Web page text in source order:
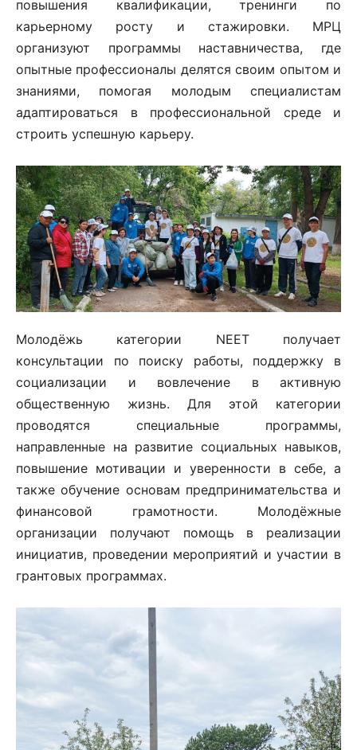
повышения квалификации, тренинги по
карьерному росту и стажировки. МРЦ
организуют программы наставничества, где
опытные профессионалы делятся своим опытом и
знаниями, помогая молодым специалистам
адаптироваться в профессиональной среде и
строить успешную карьеру.
Молодёжь категории NEET получает
консультации по поиску работы, поддержку в
социализации и вовлечение в активную
общественную жизнь. Для этой категории
проводятся специальные программы,
направленные на развитие социальных навыков,
повышение мотивации и уверенности в себе, а
также обучение основам предпринимательства и
финансовой грамотности. Молодёжные
организации получают помощь в реализации
инициатив, проведении мероприятий и участии в
грантовых программах.